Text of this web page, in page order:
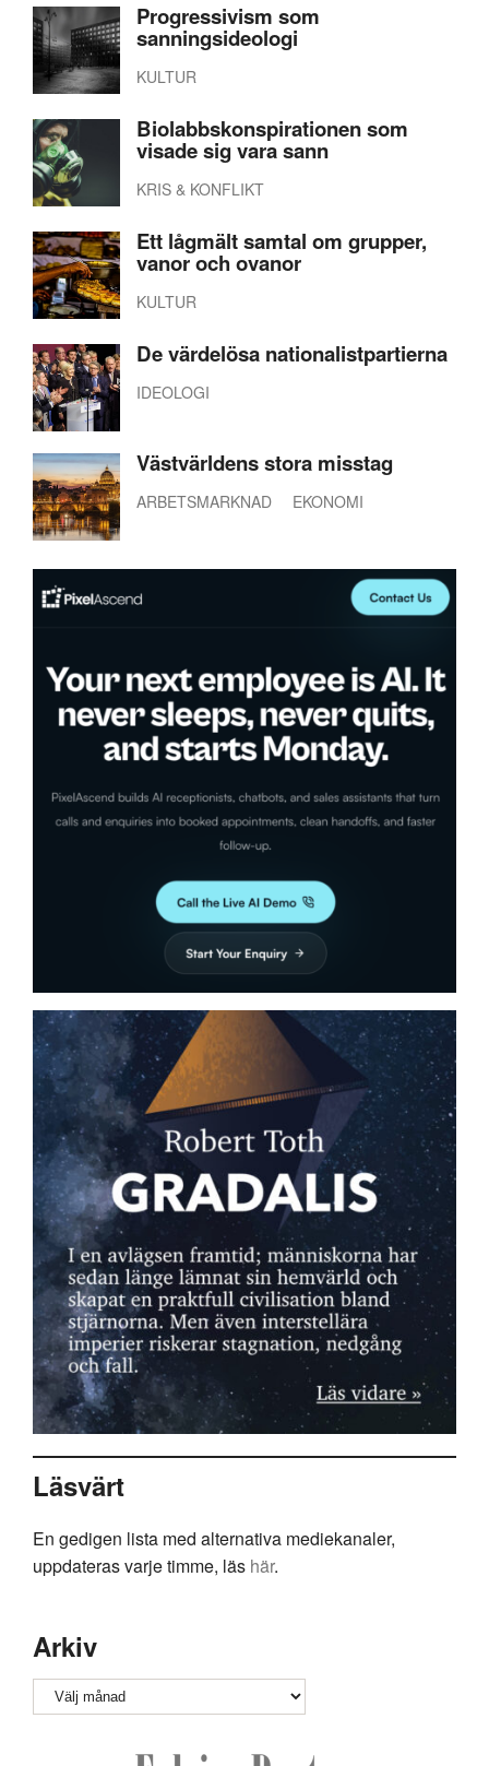
Progressivism som
sanningsideologi
KULTUR
Biolabbskonspirationen som
visade sig vara sann
KRIS & KONFLIKT
Ett lågmält samtal om grupper,
vanor och ovanor
KULTUR
De värdelösa nationalistpartierna
IDEOLOGI
Västvärldens stora misstag
ARBETSMARKNAD EKONOMI
Läsvärt
En gedigen lista med alternativa mediekanaler,
uppdateras varje timme, läs här.
Arkiv
Arkiv